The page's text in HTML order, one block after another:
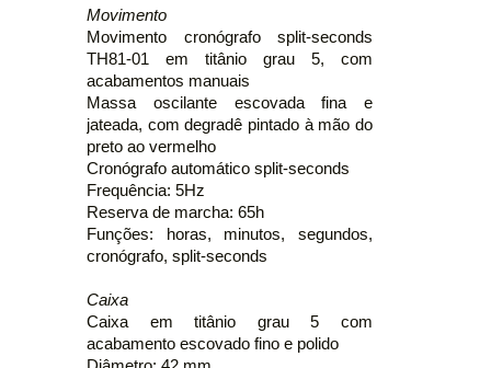
Movimento
Movimento cronógrafo split-seconds
TH81-01 em titânio grau 5, com
acabamentos manuais
Massa oscilante escovada fina e
jateada, com degradê pintado à mão do
preto ao vermelho
Cronógrafo automático split-seconds
Frequência: 5Hz
Reserva de marcha: 65h
Funções: horas, minutos, segundos,
cronógrafo, split-seconds
Caixa
Caixa em titânio grau 5 com
acabamento escovado fino e polido